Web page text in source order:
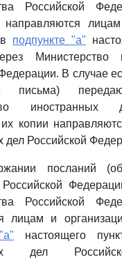
Российской
направляются
подпункте "а"
Министерство
В случае
письма)
иностранных
копии
дел Российской
посланий
Российской
Российской
лицам и
настоящего
дел